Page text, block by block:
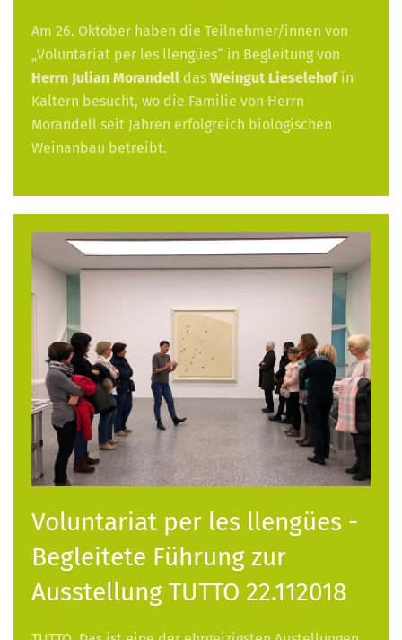
Am 26. Oktober haben die Teilnehmer/innen von
„Voluntariat per les llengües“ in Begleitung von
Herrn Julian Morandell das Weingut Lieselehofin
Kaltern besucht, wo die Familie von Herrn
Morandell seit Jahren erfolgreich biologischen
Weinanbau betreibt.
Voluntariat per les llengües -
Begleitete Führung zur
Ausstellung TUTTO 22.112018